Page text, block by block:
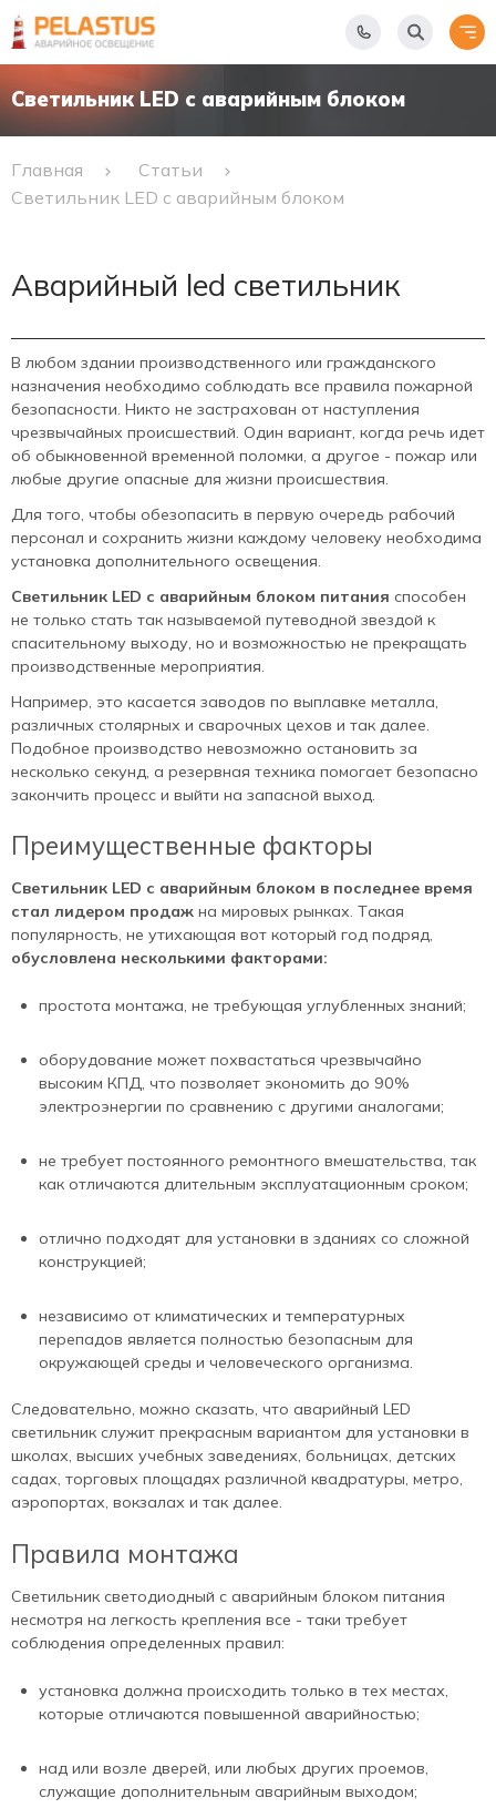
Светильник LED с аварийным блоком
Главная
Статьи
Светильник LED с аварийным блоком
Аварийный led светильник
В любом здании производственного или гражданского
назначения необходимо соблюдать все правила пожарной
безопасности. Никто не застрахован от наступления
чрезвычайных происшествий. Один вариант, когда речь идет
об обыкновенной временной поломки, а другое - пожар или
любые другие опасные для жизни происшествия.
Для того, чтобы обезопасить в первую очередь рабочий
персонал и сохранить жизни каждому человеку необходима
установка дополнительного освещения.
Светильник LED с аварийным блоком питания способен
не только стать так называемой путеводной звездой к
спасительному выходу, но и возможностью не прекращать
производственные мероприятия.
Например, это касается заводов по выплавке металла,
различных столярных и сварочных цехов и так далее.
Подобное производство невозможно остановить за
несколько секунд, а резервная техника помогает безопасно
закончить процесс и выйти на запасной выход.
Преимущественные факторы
Светильник LED с аварийным блоком в последнее время
стал лидером продаж на мировых рынках. Такая
популярность, не утихающая вот который год подряд,
обусловлена несколькими факторами:
простота монтажа, не требующая углубленных знаний;
оборудование может похвастаться чрезвычайно
высоким КПД, что позволяет экономить до 90%
электроэнергии по сравнению с другими аналогами;
не требует постоянного ремонтного вмешательства, так
как отличаются длительным эксплуатационным сроком;
отлично подходят для установки в зданиях со сложной
конструкцией;
независимо от климатических и температурных
перепадов является полностью безопасным для
окружающей среды и человеческого организма.
Следовательно, можно сказать, что аварийный LED
светильник служит прекрасным вариантом для установки в
школах, высших учебных заведениях, больницах, детских
садах, торговых площадях различной квадратуры, метро,
аэропортах, вокзалах и так далее.
Правила монтажа
Светильник светодиодный с аварийным блоком питания
несмотря на легкость крепления все - таки требует
соблюдения определенных правил:
установка должна происходить только в тех местах,
которые отличаются повышенной аварийностью;
над или возле дверей, или любых других проемов,
служащие дополнительным аварийным выходом;